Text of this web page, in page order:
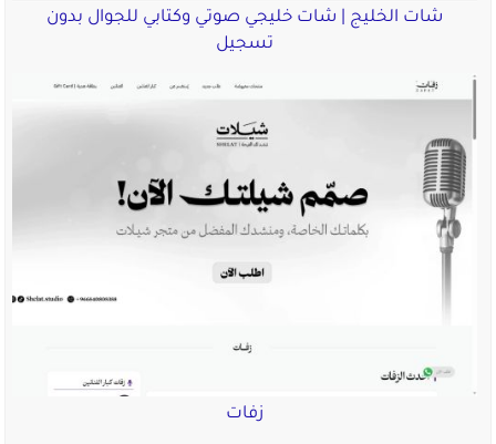
شات الخليج | شات خليجي صوتي وكتابي للجوال بدون
تسجيل
زفات